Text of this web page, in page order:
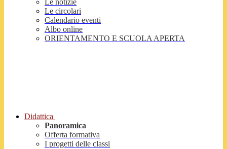
Le notizie
Le circolari
Calendario eventi
Albo online
ORIENTAMENTO E SCUOLA APERTA
Didattica
Panoramica
Offerta formativa
I progetti delle classi